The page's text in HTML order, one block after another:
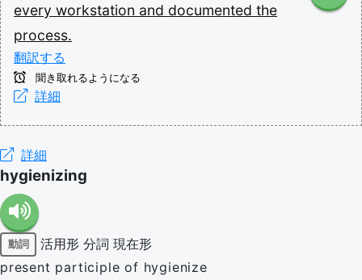
every workstation and documented the
process.
翻訳する
聞き取れるようになる
詳細
詳細
hygienizing
動詞 活用形 分詞 現在形
present participle of hygienize